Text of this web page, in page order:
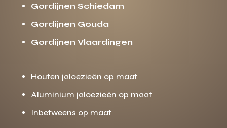
Gordijnen Schiedam
Gordijnen Gouda
Gordijnen Vlaardingen
Houten jaloezieën op maat
Aluminium jaloezieën op maat
Inbetweens op maat